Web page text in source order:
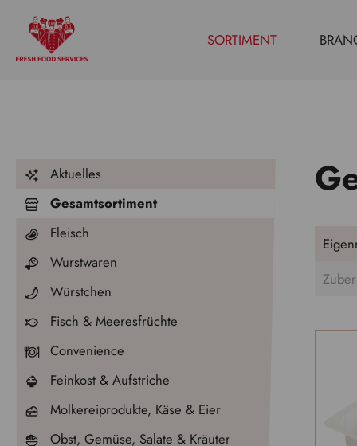
SORTIMENT
Aktuelles
Gesamtsortiment
Fleisch
Wurstwaren
Würstchen
Fisch & Meeresfrüchte
Convenience
Feinkost & Aufstriche
Molkereiprodukte, Käse & Eier
Obst, Gemüse, Salate & Kräuter